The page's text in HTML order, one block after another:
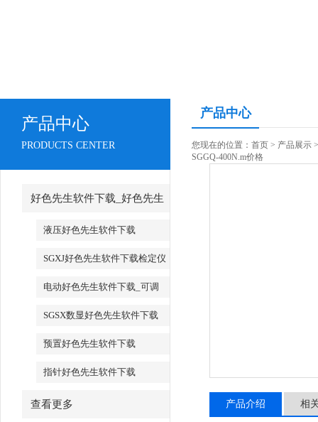
产品中心
PRODUCTS CENTER
好色先生软件下载_好色先生
软件下载厂家
液压好色先生软件下载
SGXJ好色先生软件下载检定仪
_SGXJ扭矩扳手检定仪
电动好色先生软件下载_可调
试电动好色先生软件下载
SGSX数显好色先生软件下载
_SGTS数显好色先生软件下载
预置好色先生软件下载
指针好色先生软件下载
查看更多
产品中心
您现在的位置： 首页 > 产品展示
SGGQ-400N.m价格
产品介绍 相